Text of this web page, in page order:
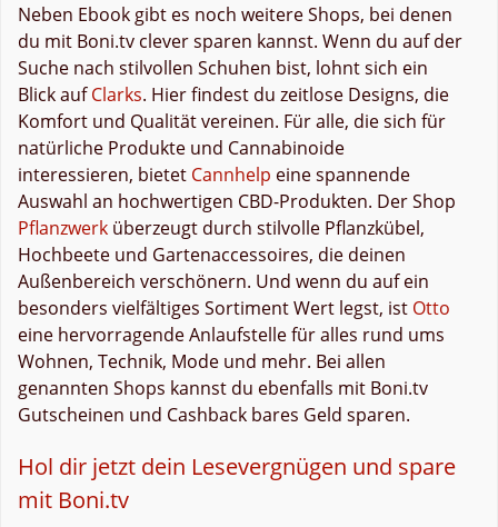
Neben Ebook gibt es noch weitere Shops, bei denen
du mit Boni.tv clever sparen kannst. Wenn du auf der
Suche nach stilvollen Schuhen bist, lohnt sich ein
Blick aufClarks. Hier findest du zeitlose Designs, die
Komfort und Qualität vereinen. Für alle, die sich für
natürliche Produkte und Cannabinoide
interessieren, bietet Cannhelp eine spannende
Auswahl an hochwertigen CBD-Produkten. Der Shop
Pflanzwerk überzeugt durch stilvolle Pflanzkübel,
Hochbeete und Gartenaccessoires, die deinen
Außenbereich verschönern. Und wenn du auf ein
besonders vielfältiges Sortiment Wert legst, ist Otto
eine hervorragende Anlaufstelle für alles rund ums
Wohnen, Technik, Mode und mehr. Bei allen
genannten Shops kannst du ebenfalls mit Boni.tv
Gutscheinen und Cashback bares Geld sparen.
Hol dir jetzt dein Lesevergnügen und spare
mit Boni.tv